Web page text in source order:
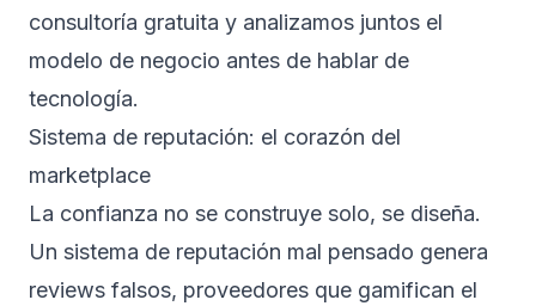
consultoría gratuita y analizamos juntos el
modelo de negocio antes de hablar de
tecnología.
Sistema de reputación: el corazón del
marketplace
La confianza no se construye solo, se diseña.
Un sistema de reputación mal pensado genera
reviews falsos, proveedores que gamifican el